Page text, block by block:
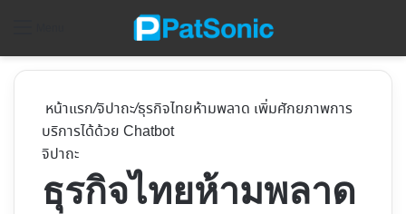
หน้าแรก/จิปาถะ/ธุรกิจไทยห้ามพลาด เพิ่มศักยภาพการ
บริการได้ด้วย Chatbot
จิปาถะ
ธุรกิจไทยห้ามพลาด